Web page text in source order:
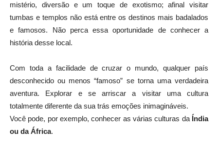
mistério, diversão e um toque de exotismo; afinal visitar
tumbas e templos não está entre os destinos mais badalados
e famosos. Não perca essa oportunidade de conhecer a
história desse local.
Com toda a facilidade de cruzar o mundo, qualquer país
desconhecido ou menos “famoso” se torna uma verdadeira
aventura. Explorar e se arriscar a visitar uma cultura
totalmente diferente da sua trás emoções inimagináveis.
Você pode, por exemplo, conhecer as várias culturas da Índia
ou da África.